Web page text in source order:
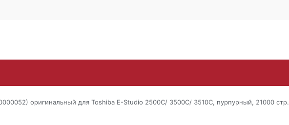
оригинальный для Toshiba E-Studio 2500C/ 3500C/ 3510C, пурпурный, 21000 стр.